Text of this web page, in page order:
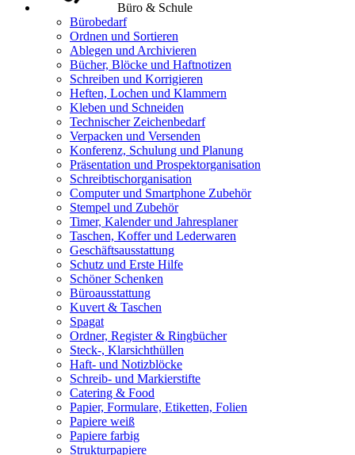
Büro & Schule
Bürobedarf
Ordnen und Sortieren
Ablegen und Archivieren
Bücher, Blöcke und Haftnotizen
Schreiben und Korrigieren
Heften, Lochen und Klammern
Kleben und Schneiden
Technischer Zeichenbedarf
Verpacken und Versenden
Konferenz, Schulung und Planung
Präsentation und Prospektorganisation
Schreibtischorganisation
Computer und Smartphone Zubehör
Stempel und Zubehör
Timer, Kalender und Jahresplaner
Taschen, Koffer und Lederwaren
Geschäftsausstattung
Schutz und Erste Hilfe
Schöner Schenken
Büroausstattung
Kuvert & Taschen
Spagat
Ordner, Register & Ringbücher
Steck-, Klarsichthüllen
Haft- und Notizblöcke
Schreib- und Markierstifte
Catering & Food
Papier, Formulare, Etiketten, Folien
Papiere weiß
Papiere farbig
Strukturpapiere